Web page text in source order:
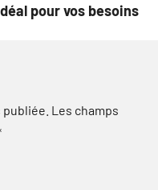
pour vos besoins
Les champs